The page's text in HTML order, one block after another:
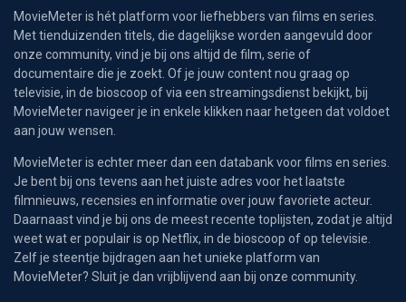
MovieMeter is hét platform voor liefhebbers van films en series.
Met tienduizenden titels, die dagelijkse worden aangevuld door
onze community, vind je bij ons altijd de film, serie of
documentaire die je zoekt. Of je jouw content nou graag op
televisie, in de bioscoop of via een streamingsdienst bekijkt, bij
MovieMeter navigeer je in enkele klikken naar hetgeen dat voldoet
aan jouw wensen.
MovieMeter is echter meer dan een databank voor films en series.
Je bent bij ons tevens aan het juiste adres voor het laatste
filmnieuws, recensies en informatie over jouw favoriete acteur.
Daarnaast vind je bij ons de meest recente toplijsten, zodat je altijd
weet wat er populair is op Netflix, in de bioscoop of op televisie.
Zelf je steentje bijdragen aan het unieke platform van
MovieMeter? Sluit je dan vrijblijvend aan bij onze community.